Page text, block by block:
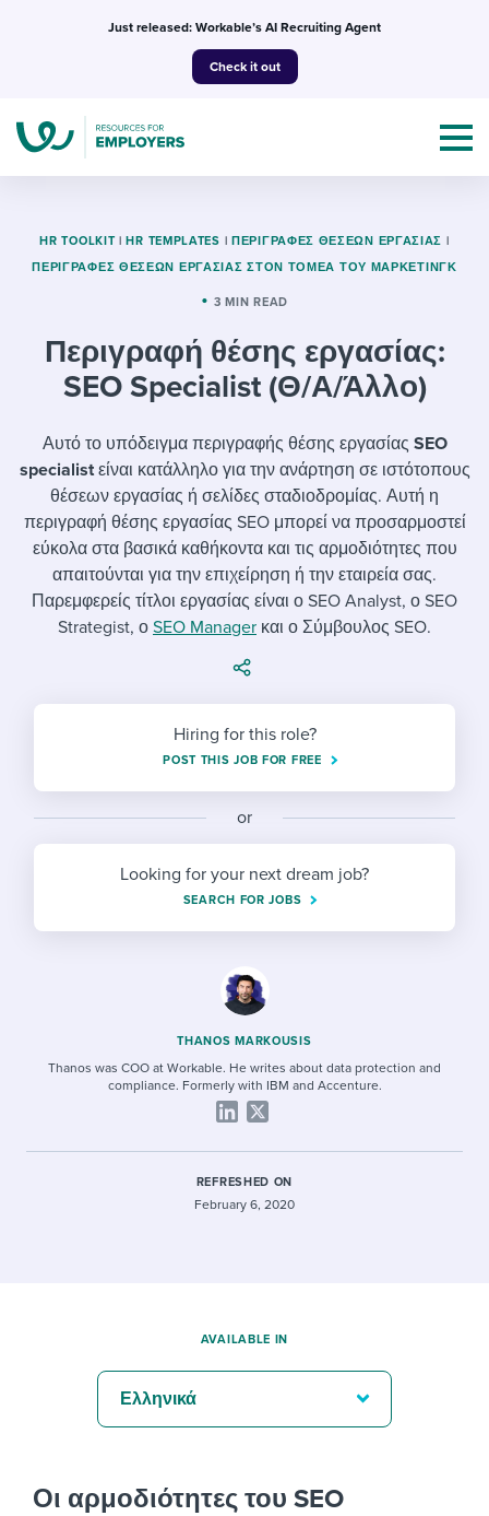
Just released: Workable’s AI Recruiting Agent
Check it out
Topics
Mobilizing AI in my work
Evaluating candidates
Working together with others
Maintaining hiring pipelines
Finding and attracting people
Establishing an employer brand
Candidate/employee experiences
Templates & Guides
I WANT...
Job description templates
Interview question templates
Policy templates
Onboarding checklists
Free ebooks & reports
HR terms
I’m a jobseeker
I WANT TO LEARN ABOUT...
Applying for a job
Interview process
Pay & benefits
Modern working life
Attend webinars & events
Workable customer stories
Explore Workable
Request a demo
HR TOOLKIT | HR TEMPLATES | ΠΕΡΙΓΡΑΦΈΣ ΘΈΣΕΩΝ ΕΡΓΑΣΊΑΣ |
ΠΕΡΙΓΡΑΦΈΣ ΘΈΣΕΩΝ ΕΡΓΑΣΊΑΣ ΣΤΟΝ ΤΟΜΈΑ ΤΟΥ ΜΆΡΚΕΤΙΝΓΚ
3 MIN READ
Περιγραφή θέσης εργασίας:
SEO Specialist (Θ/Α/Άλλο)
Αυτό το υπόδειγμα περιγραφής θέσης εργασίας SEO
specialistείναι κατάλληλο για την ανάρτηση σε ιστότοπους
θέσεων εργασίας ή σελίδες σταδιοδρομίας. Αυτή η
περιγραφή θέσης εργασίας SEO μπορεί να προσαρμοστεί
εύκολα στα βασικά καθήκοντα και τις αρμοδιότητες που
απαιτούνται για την επιχείρηση ή την εταιρεία σας.
Παρεμφερείς τίτλοι εργασίας είναι ο SEO Analyst, ο SEO
Strategist, ο SEO Manager και ο Σύμβουλος SEO.
Hiring for this role?
POST THIS JOB FOR FREE
or
Looking for your next dream job?
SEARCH FOR JOBS
THANOS MARKOUSIS
Thanos was COO at Workable. He writes about data protection and
compliance. Formerly with IBM and Accenture.
REFRESHED ON
February 6, 2020
Οι αρμοδιότητες του SEO
AVAILABLE IN
Ελληνικά